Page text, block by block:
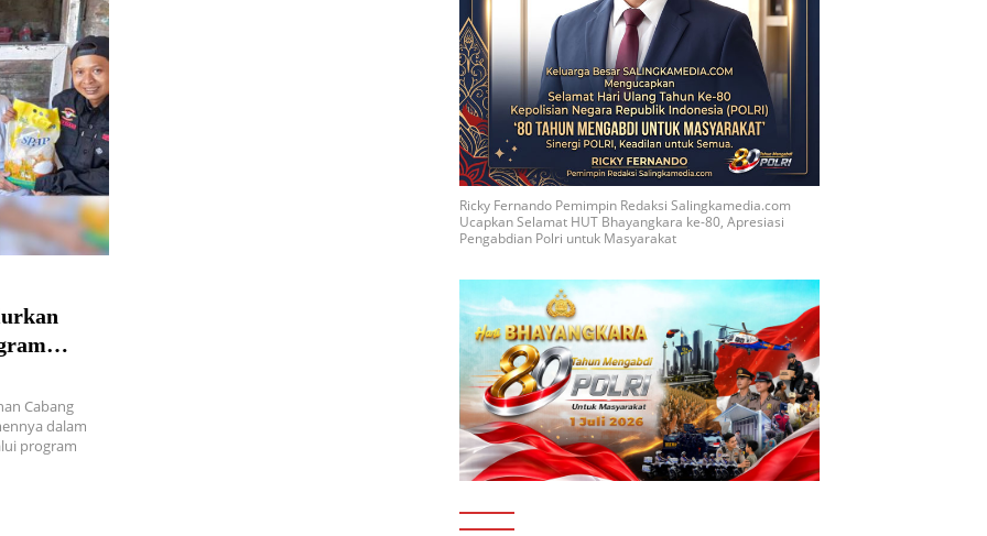
Cabang
dalam
program
Ricky Fernando Pemimpin Redaksi Salingkamedia.com
Ucapkan Selamat HUT Bhayangkara ke-80, Apresiasi
Pengabdian Polri untuk Masyarakat